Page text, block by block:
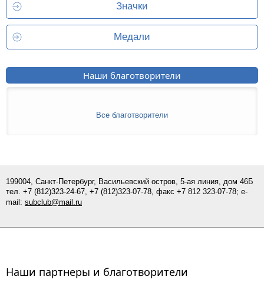
Значки
Медали
Наши благотворители
Все благотворители
199004, Санкт-Петербург, Васильевский остров, 5-ая линия, дом 46Б
тел. +7 (812)323-24-67, +7 (812)323-07-78 , факс +7 812 323-07-78; e-
mail: subclub@mail.ru
Наши партнеры и благотворители